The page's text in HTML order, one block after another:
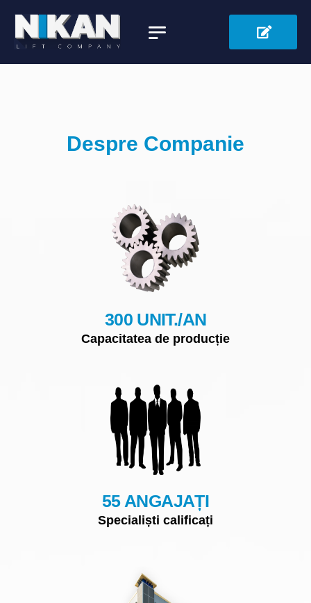
Despre Companie
300 UNIT./AN
Capacitatea de producție
55 ANGAJAȚI
Specialiști calificați